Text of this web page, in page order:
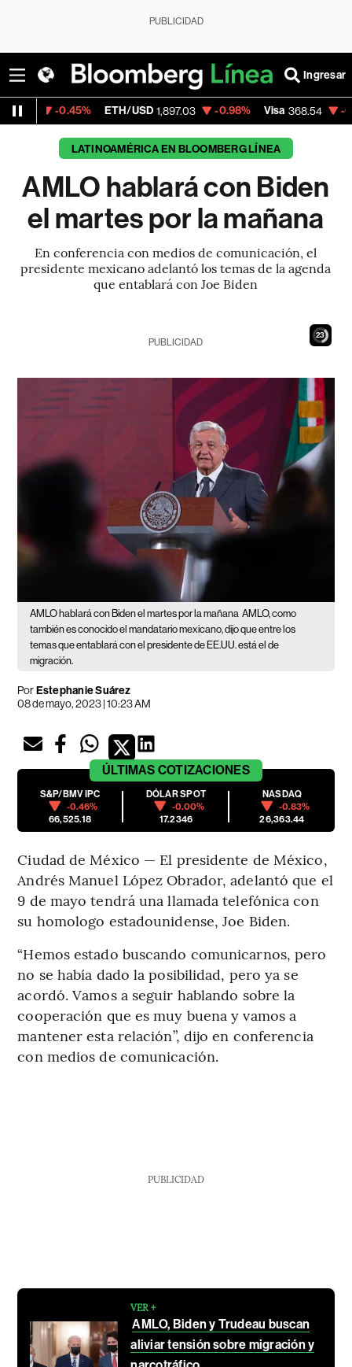
PUBLICIDAD
Ingresar
ETH/USD 1,897.03 -0.98% Visa 368.54 -0.28%
LATINOAMÉRICA EN BLOOMBERG LÍNEA
AMLO hablará con Biden
el martes por la mañana
En conferencia con medios de comunicación, el
presidente mexicano adelantó los temas de la agenda
que entablará con Joe Biden
22
PUBLICIDAD
AMLO hablará con Biden el martes por la mañana AMLO, como
también es conocido el mandatario mexicano, dijo que entre los
temas que entablará con el presidente de EE.UU. está el de
migración.
PorEstephanie Suárez
08 de mayo, 2023 | 10:23 AM
ÚLTIMAS COTIZACIONES
S&P/BMV IPC
-0.46%
66,525.18
DÓLAR SPOT
-0.00%
17.2346
NASDAQ
-0.83%
26,363.44
Ciudad de México — El presidente de México,
Andrés Manuel López Obrador, adelantó que el
9 de mayo tendrá una llamada telefónica con
su homologo estadounidense, Joe Biden.
“Hemos estado buscando comunicarnos, pero
no se había dado la posibilidad, pero ya se
acordó. Vamos a seguir hablando sobre la
cooperación que es muy buena y vamos a
mantener esta relación”, dijo en conferencia
con medios de comunicación.
PUBLICIDAD
VER +
AMLO, Biden y Trudeau buscan
aliviar tensión sobre migración y